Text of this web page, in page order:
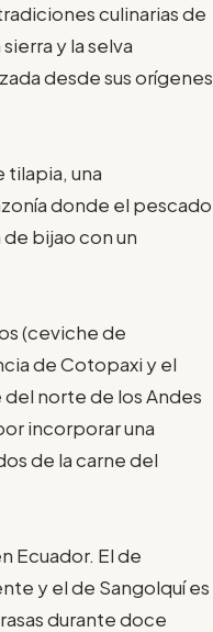
culinarias de
y la selva
desde sus orígenes
tilapia, una
donde el pescado
bijao con un
(ceviche de
de Cotopaxi y el
norte de los Andes
incorporar una
de la carne del
Ecuador. El de
y el de Sangolquí es
durante doce